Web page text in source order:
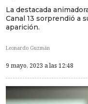
La destacada
Canal 13 sorprendió a
aparición.
Leonardo Guzmán
9 mayo, 2023 a las 12:48